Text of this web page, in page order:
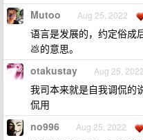
Mutoo Aug 25, 2022
语言是发展的，约定俗成
💩的意思。
otakustay Aug 25, 2022
我司本来就是自我调侃的
侃用
no996 Aug 25, 2022